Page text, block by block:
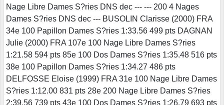
Nage Libre Dames S?ries DNS dec --- --- 200 4 Nages
Dames S?ries DNS dec --- BUSOLIN Clarisse (2000) FRA
34e 100 Papillon Dames S?ries 1:33.56 499 pts DAGNAN
Julie (2000) FRA 107e 100 Nage Libre Dames S?ries
1:21.58 594 pts 85e 100 Dos Dames S?ries 1:35.48 516 pts
38e 100 Papillon Dames S?ries 1:34.27 486 pts
DELFOSSE Eloise (1999) FRA 31e 100 Nage Libre Dames
S?ries 1:12.00 831 pts 28e 200 Nage Libre Dames S?ries
2:39.56 739 pts 43e 100 Dos Dames S?ries 1:26.79 693 pts